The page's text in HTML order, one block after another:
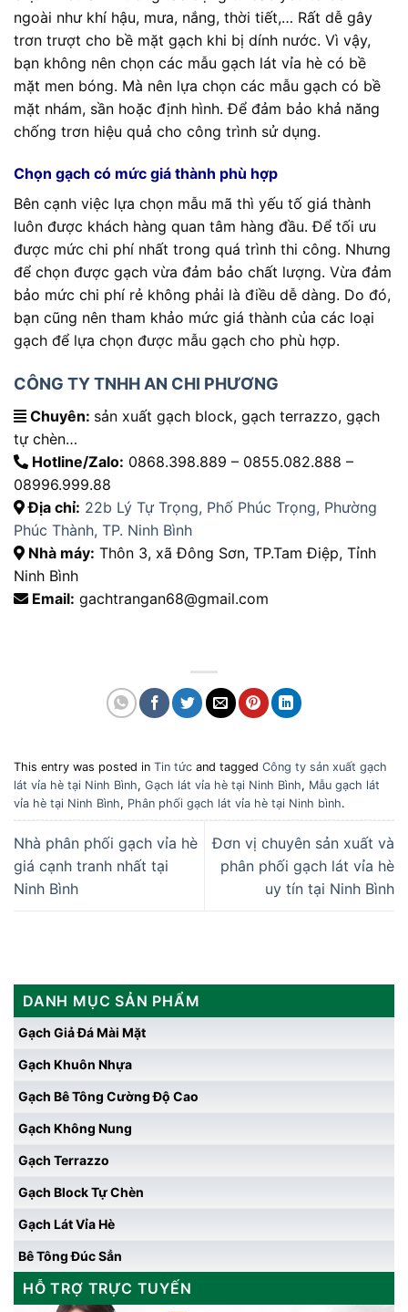
ngoài như khí hậu, mưa, nắng, thời tiết,… Rất dễ gây
trơn trượt cho bề mặt gạch khi bị dính nước. Vì vậy,
bạn không nên chọn các mẫu gạch lát vỉa hè có bề
mặt men bóng. Mà nên lựa chọn các mẫu gạch có bề
mặt nhám, sần hoặc định hình. Để đảm bảo khả năng
chống trơn hiệu quả cho công trình sử dụng.
Chọn gạch có mức giá thành phù hợp
Bên cạnh việc lựa chọn mẫu mã thì yếu tố giá thành
luôn được khách hàng quan tâm hàng đầu. Để tối ưu
được mức chi phí nhất trong quá trình thi công. Nhưng
để chọn được gạch vừa đảm bảo chất lượng. Vừa đảm
bảo mức chi phí rẻ không phải là điều dễ dàng. Do đó,
bạn cũng nên tham khảo mức giá thành của các loại
gạch để lựa chọn được mẫu gạch cho phù hợp.
CÔNG TY TNHH AN CHI PHƯƠNG
Chuyên: sản xuất gạch block, gạch terrazzo, gạch
tự chèn…
Hotline/Zalo: 0868.398.889 – 0855.082.888 –
08996.999.88
Địa chỉ: 22b Lý Tự Trọng, Phố Phúc Trọng, Phường
Phúc Thành, TP. Ninh Bình
Nhà máy: Thôn 3, xã Đông Sơn, TP.Tam Điệp, Tỉnh
Ninh Bình
Email: gachtrangan68@gmail.com
This entry was posted in Tin tức and tagged Công ty sản xuất gạch
lát vỉa hè tại Ninh Bình, Gạch lát vỉa hè tại Ninh Bình, Mẫu gạch lát
vỉa hè tại Ninh Bình, Phân phối gạch lát vỉa hè tại Ninh bình.
Nhà phân phối gạch vỉa hè
giá cạnh tranh nhất tại
Ninh Bình
Đơn vị chuyên sản xuất và
phân phối gạch lát vỉa hè
uy tín tại Ninh Bình
DANH MỤC SẢN PHẨM
Gạch Giả Đá Mài Mặt
Gạch Khuôn Nhựa
Gạch Bê Tông Cường Độ Cao
Gạch Không Nung
Gạch Terrazzo
Gạch Block Tự Chèn
Gạch Lát Vỉa Hè
Bê Tông Đúc Sẳn
HỖ TRỢ TRỰC TUYẾN